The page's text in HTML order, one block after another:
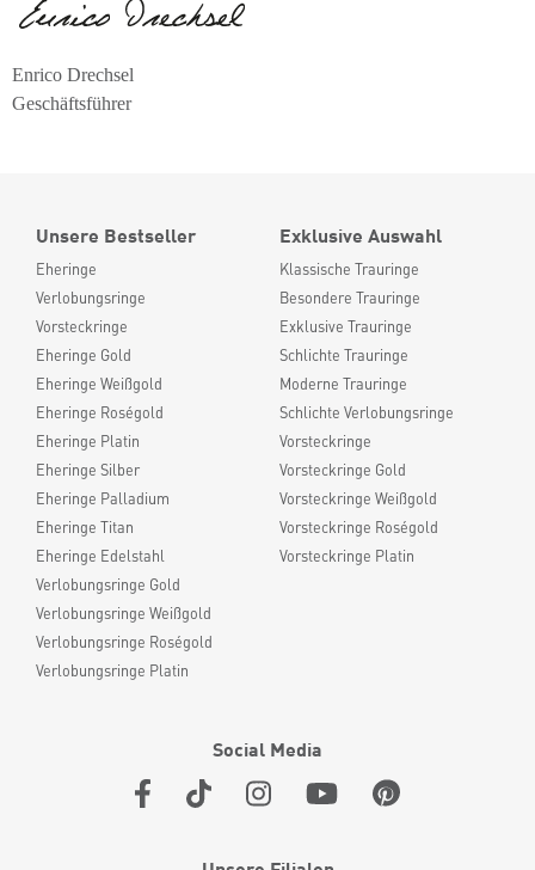
Enrico Drechsel
Geschäftsführer
Unsere Bestseller
Eheringe
Verlobungsringe
Vorsteckringe
Eheringe Gold
Eheringe Weißgold
Eheringe Roségold
Eheringe Platin
Eheringe Silber
Eheringe Palladium
Eheringe Titan
Eheringe Edelstahl
Verlobungsringe Gold
Verlobungsringe Weißgold
Verlobungsringe Roségold
Verlobungsringe Platin
Exklusive Auswahl
Klassische Trauringe
Besondere Trauringe
Exklusive Trauringe
Schlichte Trauringe
Moderne Trauringe
Schlichte Verlobungsringe
Vorsteckringe
Vorsteckringe Gold
Vorsteckringe Weißgold
Vorsteckringe Roségold
Vorsteckringe Platin
Social Media